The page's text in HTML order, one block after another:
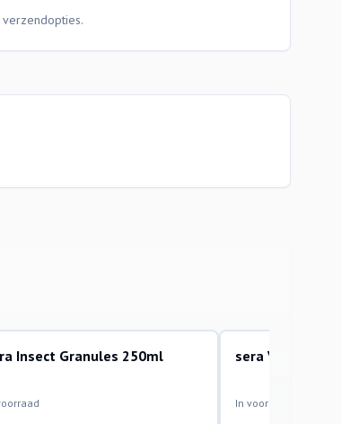
Insect Granules 250ml sera Vipagran
In voorraad